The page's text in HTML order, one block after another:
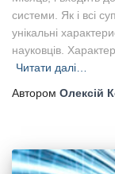
системи. Як і всі
унікальні
науковців.
Читати далі…
Автором Олексій